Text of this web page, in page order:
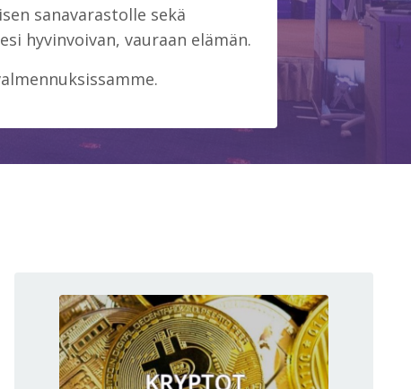
sanavarastolle sekä
hyvinvoivan, vauraan elämän.